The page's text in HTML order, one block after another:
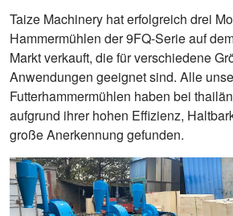
Taize Machinery hat erfolgreich drei
Hammermühlen der 9FQ-Serie auf
Markt verkauft, die für verschiedene
Anwendungen geeignet sind. Alle
Futterhammermühlen haben bei
aufgrund ihrer hohen Effizienz,
große Anerkennung gefunden.